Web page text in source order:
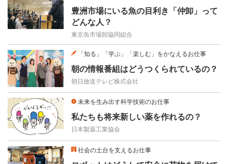
豊洲市場にいる魚の目利き「仲卸」って
どんな人？
東京魚市場卸協同組合
「知る」「学ぶ」「楽しむ」をかなえるお仕事
朝の情報番組はどうつくられているの？
朝日放送テレビ株式会社
未来を生み出す科学技術のお仕事
私たちも将来新しい薬を作れるの？
日本製薬工業協会
社会の土台を支えるお仕事